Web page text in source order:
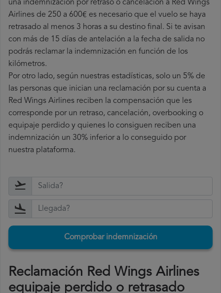
una indemnización por retraso o cancelación a Red Wings
Airlines de 250 a 600€ es necesario que el vuelo se haya
retrasado al menos 3 horas a su destino final. Si te avisan
con más de 15 días de antelación a la fecha de salida no
podrás reclamar la indemnización en función de los
kilómetros.
Por otro lado, según nuestras estadísticas, solo un 5% de
las personas que inician una reclamación por su cuenta a
Red Wings Airlines reciben la compensación que les
corresponde por un retraso, cancelación, overbooking o
equipaje perdido y quienes lo consiguen reciben una
indemnización un 30% inferior a lo conseguido por
nuestra plataforma.
Comprobar indemnización
Reclamación Red Wings Airlines
equipaje perdido o retrasado